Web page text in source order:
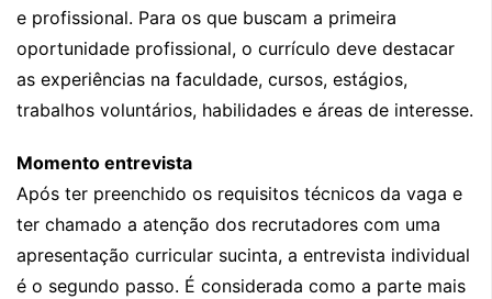
e profissional. Para os que buscam a primeira
oportunidade profissional, o currículo deve destacar
as experiências na faculdade, cursos, estágios,
trabalhos voluntários, habilidades e áreas de interesse.
Momento entrevista
Após ter preenchido os requisitos técnicos da vaga e
ter chamado a atenção dos recrutadores com uma
apresentação curricular sucinta, a entrevista individual
é o segundo passo. É considerada como a parte mais